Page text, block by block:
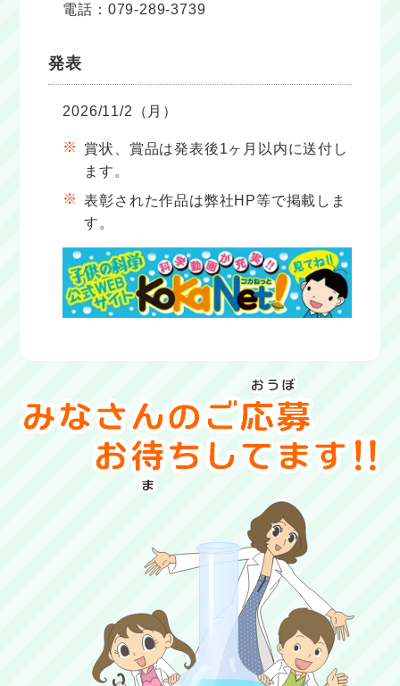
電話：079-289-3739
発表
2026/11/2（月）
賞状、賞品は発表後1ヶ月以内に送付し
ます。
表彰された作品は弊社HP等で掲載しま
す。